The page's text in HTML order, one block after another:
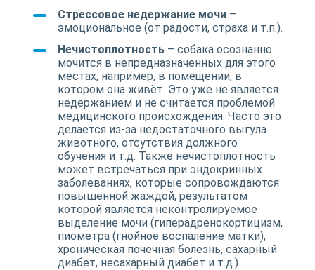
Стрессовое недержание мочи–
эмоциональное (от радости, страха и т.п.).
Нечистоплотность– собака осознанно
мочится в непредназначенных для этого
местах, например, в помещении, в
котором она живёт. Это уже не является
недержанием и не считается проблемой
медицинского происхождения. Часто это
делается из-за недостаточного выгула
животного, отсутствия должного
обучения и т.д. Также нечистоплотность
может встречаться при эндокринных
заболеваниях, которые сопровождаются
повышенной жаждой, результатом
которой является неконтролируемое
выделение мочи (гиперадренокортицизм,
пиометра (гнойное воспаление матки),
хроническая почечная болезнь, сахарный
диабет, несахарный диабет и т.д.).